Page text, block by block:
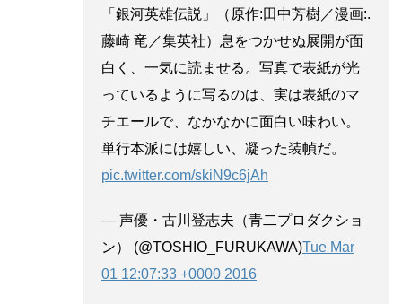
「銀河英雄伝説」（原作:田中芳樹／漫画:.
藤崎 竜／集英社）息をつかせぬ展開が面
白く、一気に読ませる。写真で表紙が光
っているように写るのは、実は表紙のマ
チエールで、なかなかに面白い味わい。
単行本派には嬉しい、凝った装幀だ。
pic.twitter.com/skiN9c6jAh
— 声優・古川登志夫（青二プロダクショ
ン） (@TOSHIO_FURUKAWA)Tue Mar
01 12:07:33 +0000 2016